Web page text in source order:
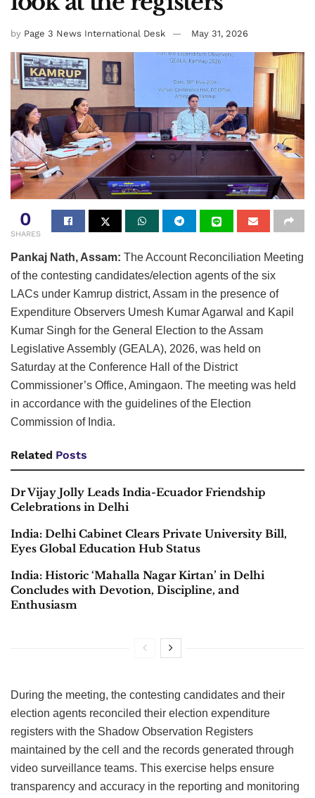
by Page 3 News International Desk May 31, 2026
0
SHARES
Pankaj Nath, Assam: The Account Reconciliation Meeting
of the contesting candidates/election agents of the six
LACs under Kamrup district, Assam in the presence of
Expenditure Observers Umesh Kumar Agarwal and Kapil
Kumar Singh for the General Election to the Assam
Legislative Assembly (GEALA), 2026, was held on
Saturday at the Conference Hall of the District
Commissioner’s Office, Amingaon. The meeting was held
in accordance with the guidelines of the Election
Commission of India.
Related Posts
Dr Vijay Jolly Leads India-Ecuador Friendship
Celebrations in Delhi
India: Delhi Cabinet Clears Private University Bill,
Eyes Global Education Hub Status
India: Historic ‘Mahalla Nagar Kirtan’ in Delhi
Concludes with Devotion, Discipline, and
Enthusiasm
During the meeting, the contesting candidates and their
election agents reconciled their election expenditure
registers with the Shadow Observation Registers
maintained by the cell and the records generated through
video surveillance teams. This exercise helps ensure
transparency and accuracy in the reporting and monitoring